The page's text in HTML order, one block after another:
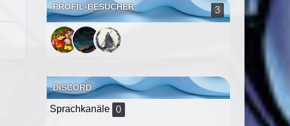
PROFIL-BESUCHER 3
DISCORD
Sprachkanäle 0